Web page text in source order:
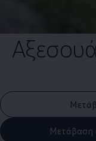
Μετάβαση